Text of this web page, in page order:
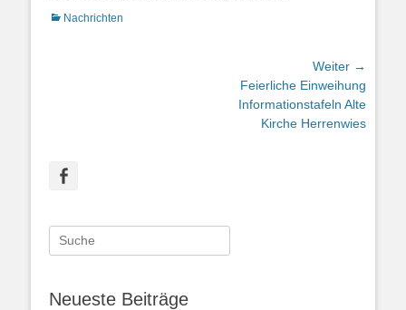
Kategorien
Nachrichten
Weiter →
Nächster
Beitrag:
Feierliche Einweihung
Informationstafeln Alte
Kirche Herrenwies
Suche
nach:
Neueste Beiträge